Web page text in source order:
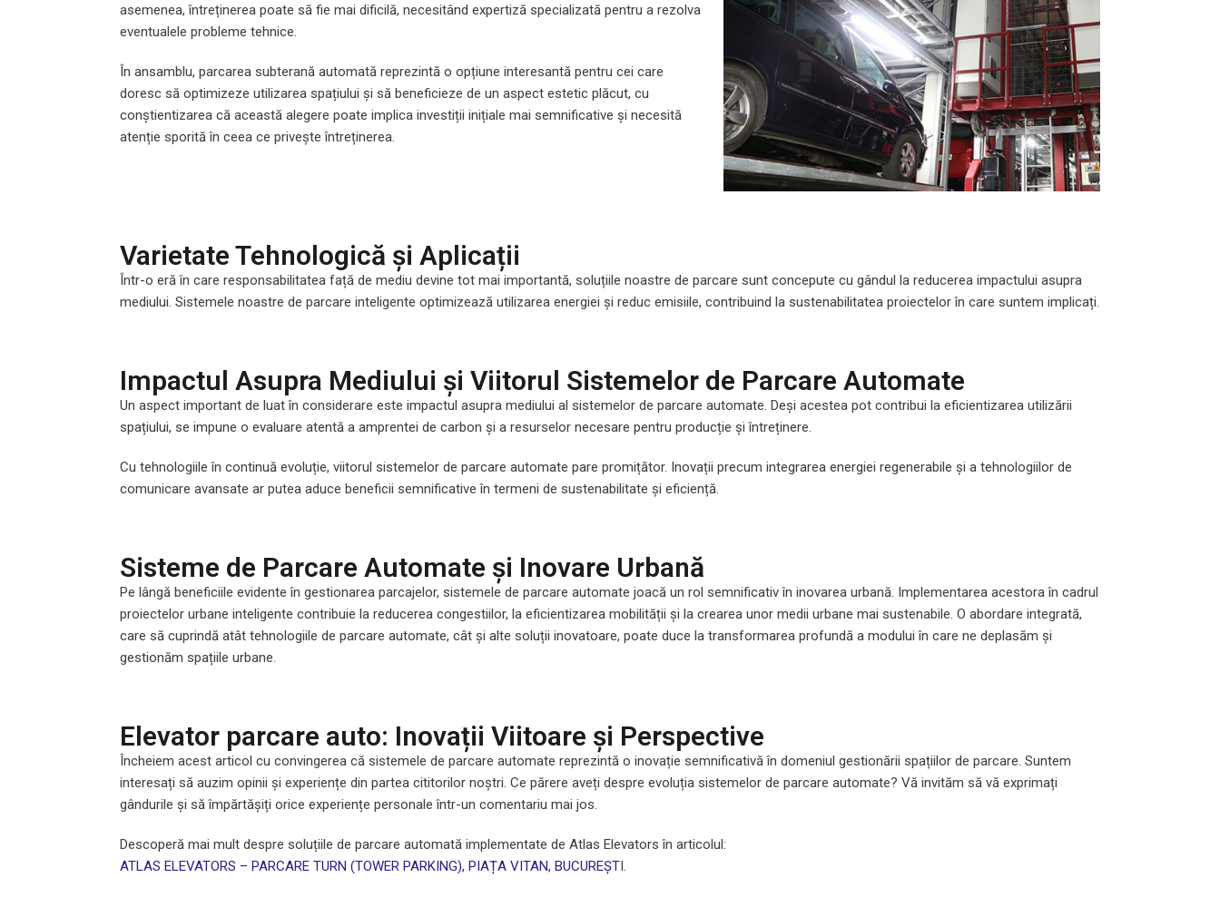
asemenea, întreținerea poate să fie mai dificilă, necesitând expertiză specializată pentru a rezolva
eventualele probleme tehnice.
În ansamblu, parcarea subterană automată reprezintă o opțiune interesantă pentru cei care
doresc să optimizeze utilizarea spațiului și să beneficieze de un aspect estetic plăcut, cu
conștientizarea că această alegere poate implica investiții inițiale mai semnificative și necesită
atenție sporită în ceea ce privește întreținerea.
Varietate Tehnologică și Aplicații
Într-o eră în care responsabilitatea față de mediu devine tot mai importantă, soluțiile noastre de parcare sunt concepute cu gândul la reducerea impactului asupra
mediului. Sistemele noastre de parcare inteligente optimizează utilizarea energiei și reduc emisiile, contribuind la sustenabilitatea proiectelor în care suntem implicați.
Impactul Asupra Mediului și Viitorul Sistemelor de Parcare Automate
Un aspect important de luat în considerare este impactul asupra mediului al sistemelor de parcare automate. Deși acestea pot contribui la eficientizarea utilizării
spațiului, se impune o evaluare atentă a amprentei de carbon și a resurselor necesare pentru producție și întreținere.
Cu tehnologiile în continuă evoluție, viitorul sistemelor de parcare automate pare promițător. Inovații precum integrarea energiei regenerabile și a tehnologiilor de
comunicare avansate ar putea aduce beneficii semnificative în termeni de sustenabilitate și eficiență.
Sisteme de Parcare Automate și Inovare Urbană
Pe lângă beneficiile evidente în gestionarea parcajelor, sistemele de parcare automate joacă un rol semnificativ în inovarea urbană. Implementarea acestora în cadrul
proiectelor urbane inteligente contribuie la reducerea congestiilor, la eficientizarea mobilității și la crearea unor medii urbane mai sustenabile. O abordare integrată,
care să cuprindă atât tehnologiile de parcare automate, cât și alte soluții inovatoare, poate duce la transformarea profundă a modului în care ne deplasăm și
gestionăm spațiile urbane.
Elevator parcare auto: Inovații Viitoare și Perspective
Încheiem acest articol cu convingerea că sistemele de parcare automate reprezintă o inovație semnificativă în domeniul gestionării spațiilor de parcare. Suntem
interesați să auzim opinii și experiențe din partea cititorilor noștri. Ce părere aveți despre evoluția sistemelor de parcare automate? Vă invităm să vă exprimați
gândurile și să împărtășiți orice experiențe personale într-un comentariu mai jos.
Descoperă mai mult despre soluțiile de parcare automată implementate de Atlas Elevators în articolul:
ATLAS ELEVATORS – PARCARE TURN (TOWER PARKING), PIAȚA VITAN, BUCUREȘTI.